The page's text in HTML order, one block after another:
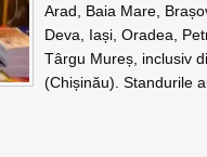
Arad, Baia Mare,
Deva, Iași, Oradea,
Târgu Mureș, inclusiv
(Chișinău). Standurile